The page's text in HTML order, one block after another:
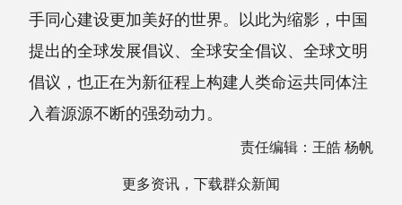
手同心建设更加美好的世界。以此为缩影，中国
提出的全球发展倡议、全球安全倡议、全球文明
倡议，也正在为新征程上构建人类命运共同体注
入着源源不断的强劲动力。
责任编辑：王皓 杨帆
更多资讯，下载群众新闻